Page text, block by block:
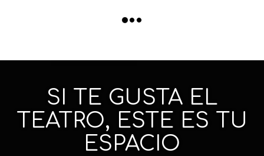
SI TE GUSTA EL
TEATRO, ESTE ES TU
ESPACIO